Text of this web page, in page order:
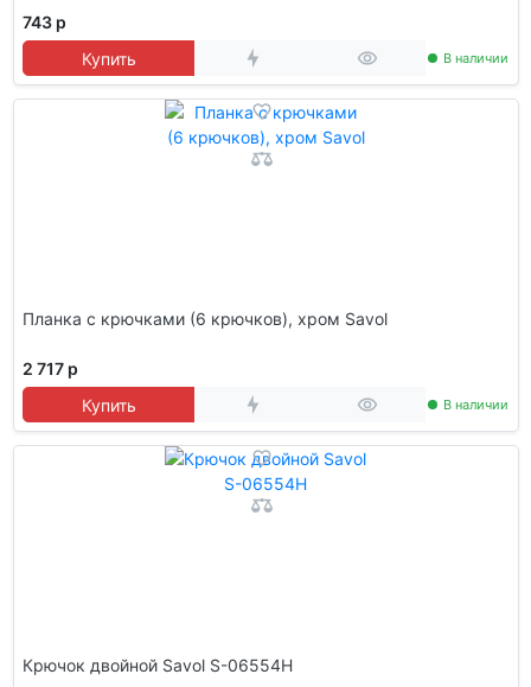
743 р
Купить
В наличии
Планка с крючками (6 крючков), хром Savol
2 717 р
Купить
В наличии
Крючок двойной Savol S-06554H